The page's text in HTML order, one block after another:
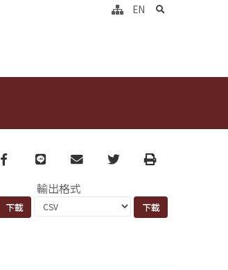
EN search
Facebook
line email TwitterPrint
輸出格式